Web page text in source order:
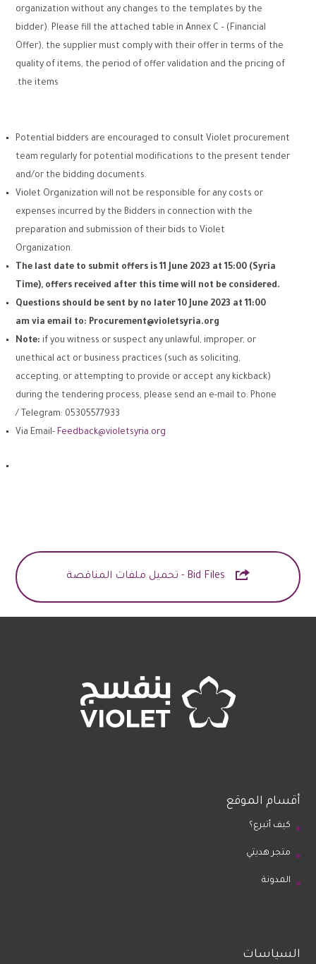
organization without any changes to the templates by the
bidder). Please fill the attached table in Annex C – (Financial
Offer), the supplier must comply with their offer in terms of the
quality of items, the period of offer validation and the pricing of
the items.
Potential bidders are encouraged to consult Violet procurement
team regularly for potential modifications to the present tender
and/or the bidding documents.
Violet Organization will not be responsible for any costs or
expenses incurred by the Bidders in connection with the
preparation and submission of their bids to Violet
Organization.
The last date to submit offers is 11 June 2023 at 15:00 (Syria
Time), offers received after this time will not be considered.
Questions should be sent by no later 10 June 2023 at 11:00
am via email to: Procurement@violetsyria.org
Note: if you witness or suspect any unlawful, improper, or
unethical act or business practices (such as soliciting,
accepting, or attempting to provide or accept any kickback)
during the tendering process, please send an e-mail to: Phone
/ Telegram: 05305577933
Via Email- Feedback@violetsyria.org
 Bid Files - تحميل ملفات المناقصة
أقسام الموقع
كيف أتبرع؟
متجر هديتي
المدونة
السياسات